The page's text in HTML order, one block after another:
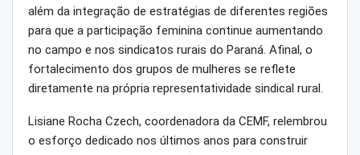
além da integração de estratégias de diferentes regiões
para que a participação feminina continue aumentando
no campo e nos sindicatos rurais do Paraná. Afinal, o
fortalecimento dos grupos de mulheres se reflete
diretamente na própria representatividade sindical rural.
Lisiane Rocha Czech, coordenadora da CEMF, relembrou
o esforço dedicado nos últimos anos para construir